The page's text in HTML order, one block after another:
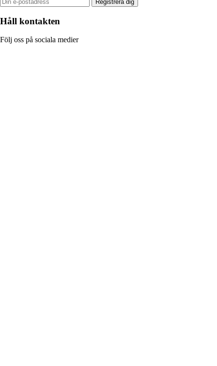
Registrera dig
Håll kontakten
Följ oss på sociala medier